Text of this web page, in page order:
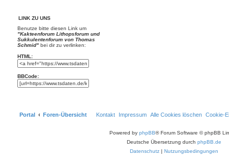
LINK ZU UNS
Benutze bitte diesen Link um
"Kakteenforum Lithopsforum und
Sukkulentenforum von Thomas
Schmid" bei dir zu verlinken:
HTML:
BBCode:
Portal Foren-Übersicht Cookie-
Alle Cookies löschen
Impressum
Kontakt
Powered by phpBB® Forum Software © phpBB
Deutsche Übersetzung durch phpBB.de
Datenschutz | Nutzungsbedingungen